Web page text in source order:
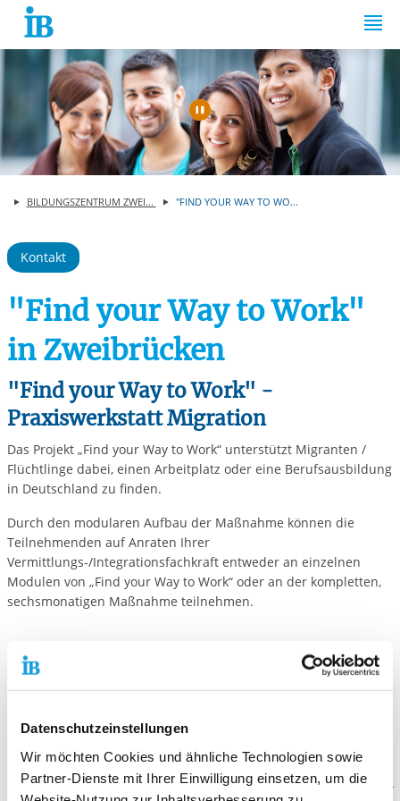
Datenschutzeinstellungen
Wir möchten Cookies und ähnliche Technologien sowie
Partner-Dienste mit Ihrer Einwilligung einsetzen, um die
Springe zum Inhalt
Automatische
BILDUNGSZENTRUM ZWEI... "FIND YOUR WAY TO WO...
Kontakt
"Find your Way to Work"
in Zweibrücken
"Find your Way to Work" -
Praxiswerkstatt Migration
Das Projekt „Find your Way to Work“ unterstützt Migranten /
Flüchtlinge dabei, einen Arbeitplatz oder eine Berufsausbildung
in Deutschland zu finden.
Durch den modularen Aufbau der Maßnahme können die
Teilnehmenden auf Anraten Ihrer
Vermittlungs-/Integrationsfachkraft entweder an einzelnen
Modulen von „Find your Way to Work“ oder an der kompletten,
sechsmonatigen Maßnahme teilnehmen.
Zertifikat:
Das Bildungszentrum (BZ) Pfalz/Saarland ist zertifizierter Träger
für die Förderung beruflicher Weiterbildung.
Gesundheitsdienst und Wohlfahrtspflege